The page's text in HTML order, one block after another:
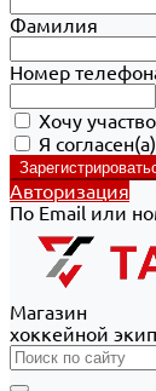
Фамилия
Номер
Хочу
Я
Авторизация
По Email или
Магазин
хоккейной